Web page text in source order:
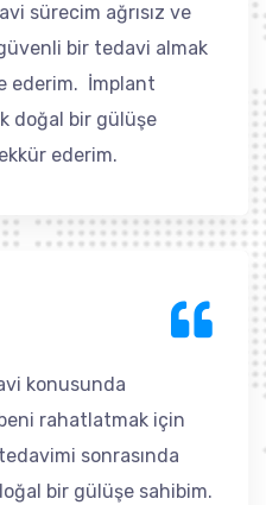
sürecim ağrısız ve
bir tedavi almak
ederim. İmplant
doğal bir gülüşe
ederim.
konusunda
rahatlatmak için
sonrasında
bir gülüşe sahibim.